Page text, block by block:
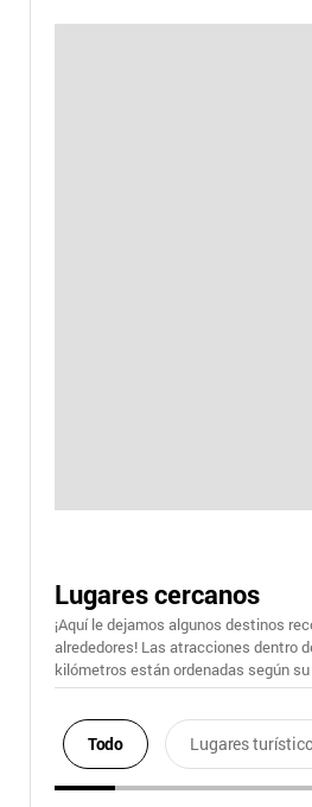
Lugares cercanos
¡Aquí le dejamos algunos destinos
alrededores! Las atracciones dentro
kilómetros están ordenadas según
Todo Lugares